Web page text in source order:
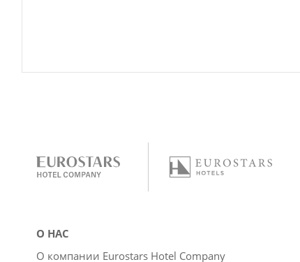
О НАС
О компании Eurostars Hotel Company